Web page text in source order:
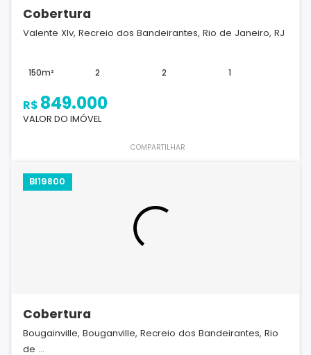
Cobertura
Valente XIv, Recreio dos Bandeirantes, Rio de Janeiro, RJ
150m² 2 2 1
R$ 849.000
VALOR DO IMÓVEL
COMPARTILHAR
BI19800
Cobertura
Bougainville, Bouganville, Recreio dos Bandeirantes, Rio
de ...